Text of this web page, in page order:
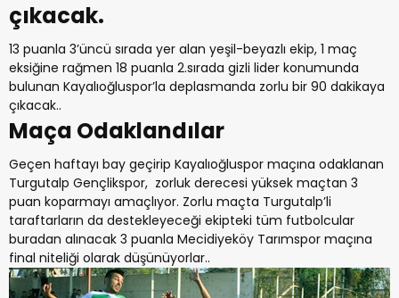
çıkacak.
13 puanla 3’üncü sırada yer alan yeşil-beyazlı ekip, 1 maç
eksiğine rağmen 18 puanla 2.sırada gizli lider konumunda
bulunan Kayalıoğluspor’la deplasmanda zorlu bir 90 dakikaya
çıkacak..
Maça Odaklandılar
Geçen haftayı bay geçirip Kayalıoğluspor maçına odaklanan
Turgutalp Gençlikspor, zorluk derecesi yüksek maçtan 3
puan koparmayı amaçlıyor. Zorlu maçta Turgutalp’li
taraftarların da destekleyeceği ekipteki tüm futbolcular
buradan alınacak 3 puanla Mecidiyeköy Tarımspor maçına
final niteliği olarak düşünüyorlar..